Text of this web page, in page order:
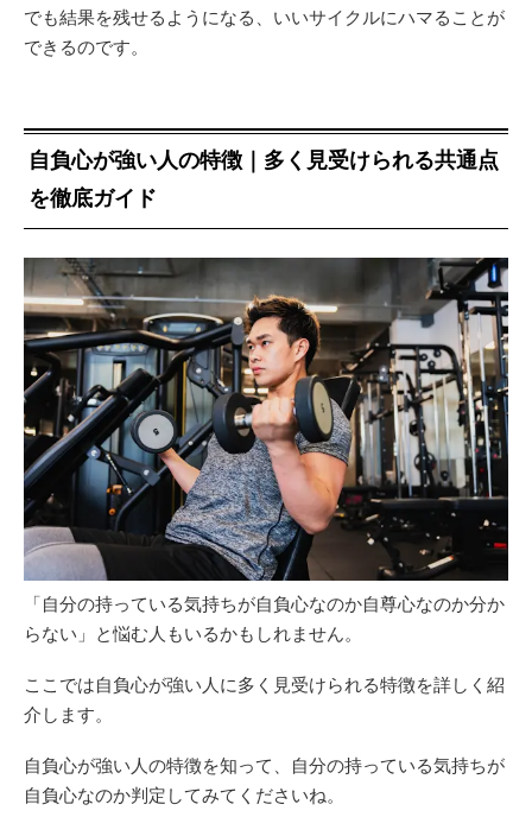
でも結果を残せるようになる、いいサイクルにハマることが
できるのです。
自負心が強い人の特徴｜多く見受けられる共通点
を徹底ガイド
「自分の持っている気持ちが自負心なのか自尊心なのか分か
らない」と悩む人もいるかもしれません。
ここでは自負心が強い人に多く見受けられる特徴を詳しく紹
介します。
自負心が強い人の特徴を知って、自分の持っている気持ちが
自負心なのか判定してみてくださいね。